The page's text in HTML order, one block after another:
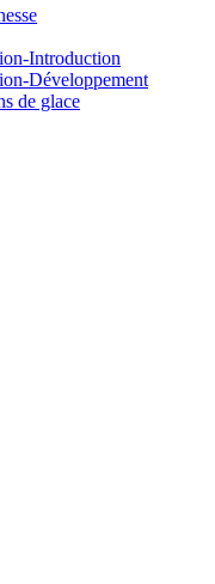
Introduction
Développement
de glace